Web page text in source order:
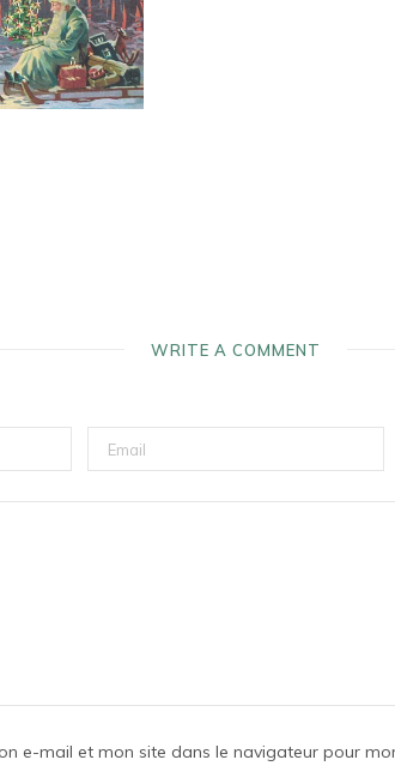
WRITE A COMMENT
e-mail et mon site dans le navigateur pour